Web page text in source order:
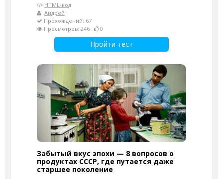
HTML-код
Андрей
Прохождений: 67
Просмотров: 246
0
Пройти тест
Забытый вкус эпохи — 8 вопросов о
продуктах СССР, где путается даже
старшее поколение